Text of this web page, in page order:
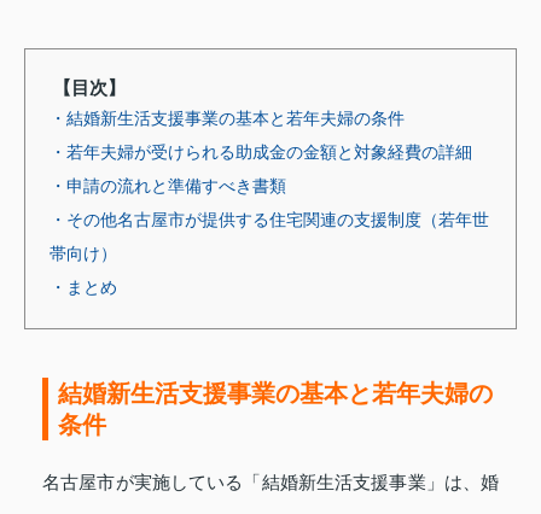
【目次】
・結婚新生活支援事業の基本と若年夫婦の条件
・若年夫婦が受けられる助成金の金額と対象経費の詳細
・申請の流れと準備すべき書類
・その他名古屋市が提供する住宅関連の支援制度（若年世
帯向け）
・まとめ
結婚新生活支援事業の基本と若年夫婦の
条件
名古屋市が実施している「結婚新生活支援事業」は、婚